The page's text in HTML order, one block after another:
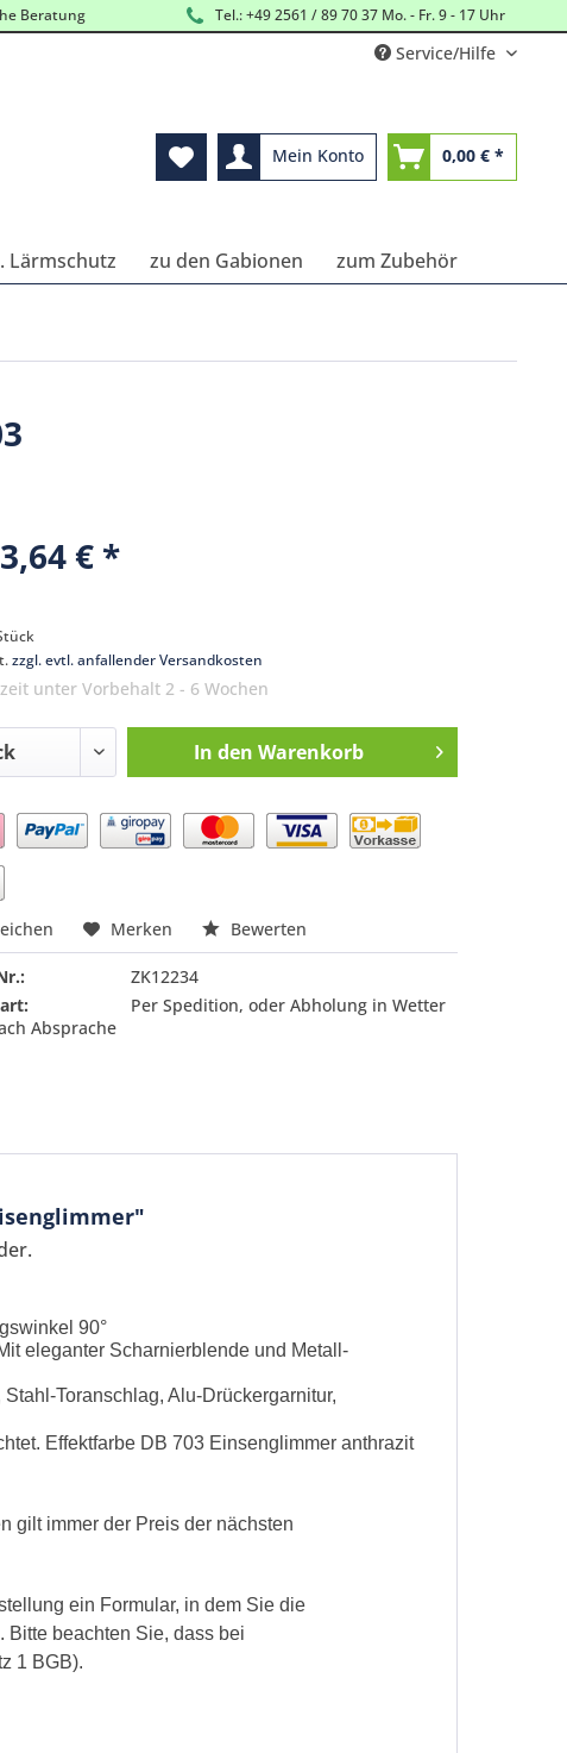
Beratung Tel.: +49 2561 / 89 70 37 Mo. - Fr. 9 - 17 Uhr
Service/Hilfe
Mein Konto 0,00 € *
Lärmschutz zu den Gabionen zum Zubehör
€ *
zzgl. evtl. anfallender Versandkosten
unter Vorbehalt 2 - 6 Wochen
In den Warenkorb
anfragen
habe dieDatenschutzerklärunggelesen, verstanden
Merken Bewerten
ZK12234
Per Spedition, oder Abholung in Wetter
Absprache
90°
eleganter Scharnierblende und Metall-
Toranschlag, Alu-Drückergarnitur,
Effektfarbe DB 703 Einsenglimmer anthrazit
gilt immer der Preis der nächsten
ein Formular, in dem Sie die
Bitte beachten Sie, dass bei
1 BGB).